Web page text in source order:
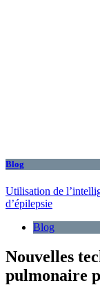
Blog
Utilisation de
d’épilepsie
Blog
Nouvelles
pulmonaire